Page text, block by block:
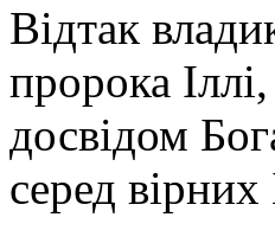
Відтак
пророка
досвідом
серед